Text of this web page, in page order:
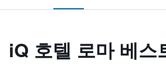
iQ 호텔 로마 베스